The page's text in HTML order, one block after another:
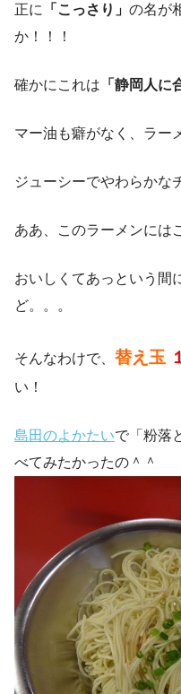
正に 「こっさり」 の名が
か！！！
確かにこれは 「静岡人に
マー油も癖がなく、ラー
ジューシーでやわらかな
ああ、このラーメンに
おいしくてあっという間
ど。。。
そんなわけで、 替え玉
い！
島田のよかたいで「粉落
べてみたかったの＾＾